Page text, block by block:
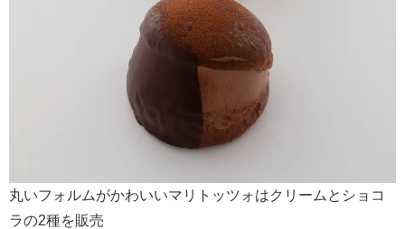
丸いフォルムがかわいいマリトッツォはクリームとショコ
ラの2種を販売